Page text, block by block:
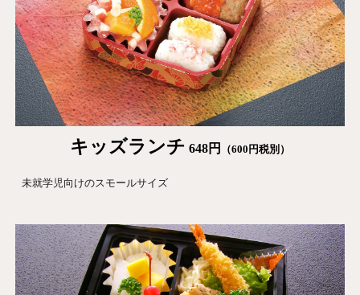
キッズランチ 648円 （600円税別）
未就学児向けのスモールサイズ